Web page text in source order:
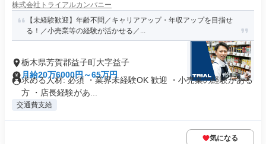
株式会社トライアルカンパニー
【未経験歓迎】年齢不問／キャリアアップ・年収アップを目指せ
る！／小売業等の経験が活かせる／...
栃木県芳賀郡益子町大字益子
月給20万6000円～65万円
求める人材: 必須 ・業界未経験OK 歓迎 ・小売業の経験がある
方 ・店長経験があ...
交通費支給
気になる